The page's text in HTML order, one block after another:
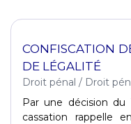
CONFISCATION
DE LÉGALITÉ
Droit pénal / Droit
Par une décision du
cassation rappelle